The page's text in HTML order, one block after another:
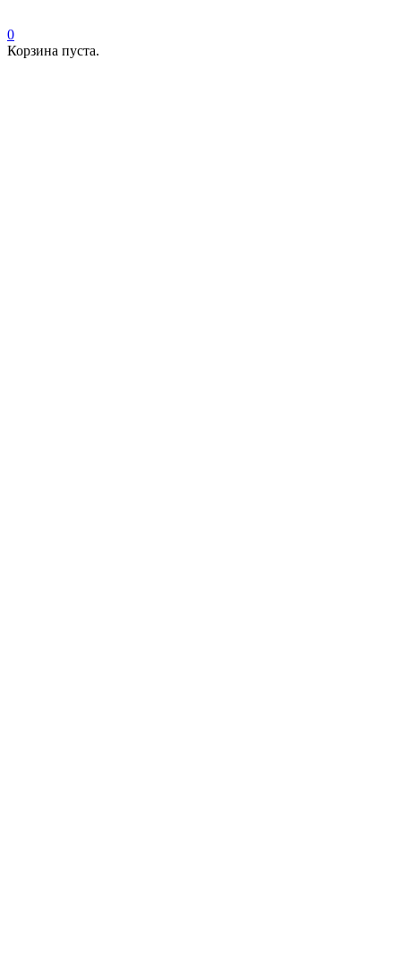
0
Корзина пуста.